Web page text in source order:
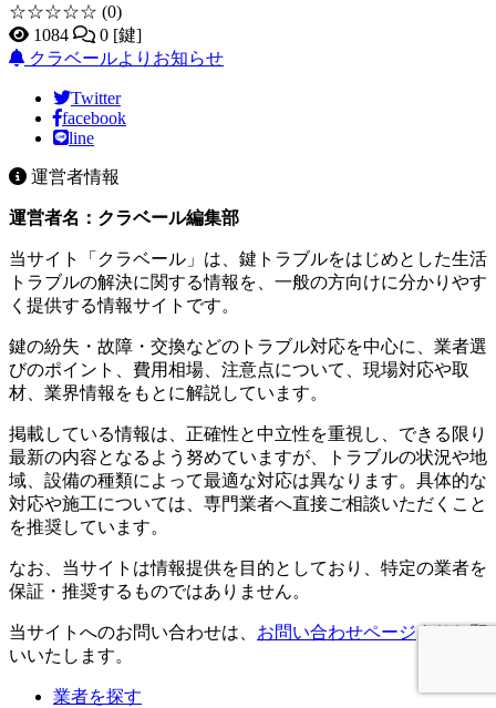
☆☆☆☆☆ (0)
1084
0 [鍵]
クラベールよりお知らせ
Twitter
facebook
line
運営者情報
運営者名：クラベール編集部
当サイト「クラベール」は、鍵トラブルをはじめとした生活
トラブルの解決に関する情報を、一般の方向けに分かりやす
く提供する情報サイトです。
鍵の紛失・故障・交換などのトラブル対応を中心に、業者選
びのポイント、費用相場、注意点について、現場対応や取
材、業界情報をもとに解説しています。
掲載している情報は、正確性と中立性を重視し、できる限り
最新の内容となるよう努めていますが、トラブルの状況や地
域、設備の種類によって最適な対応は異なります。具体的な
対応や施工については、専門業者へ直接ご相談いただくこと
を推奨しています。
なお、当サイトは情報提供を目的としており、特定の業者を
保証・推奨するものではありません。
当サイトへのお問い合わせは、 お問い合わせページよりお願
いいたします。
業者を探す